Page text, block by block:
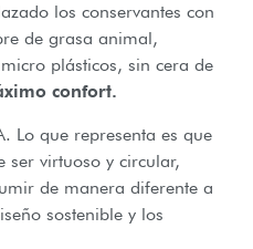
los conservantes con
de grasa animal,
plásticos, sin cera de
confort.
Lo que representa es que
ser virtuoso y circular,
de manera diferente a
sostenible y los